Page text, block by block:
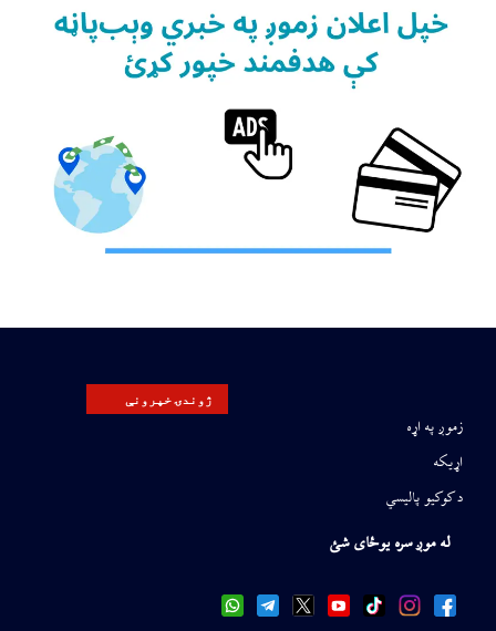
ژوندۍ خپرونې
زموږ په اړه
اړیکه
د کوکیو پالیسي
له موږ سره یوځای شئ